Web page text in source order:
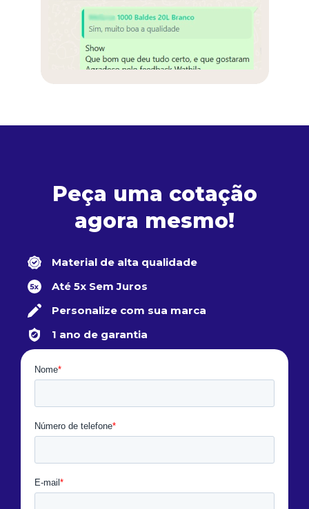
Peça uma cotação
agora mesmo!
Material de alta qualidade
Até 5x Sem Juros
Personalize com sua marca
1 ano de garantia